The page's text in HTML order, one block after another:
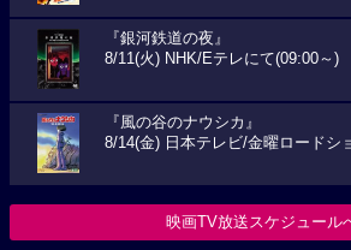
『銀河鉄道の夜』
8/11(火) NHK/Eテレにて(09:00～)
『風の谷のナウシカ』
8/14(金) 日本テレビ/金曜ロードシ
映画TV放送スケジュール